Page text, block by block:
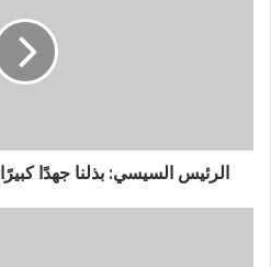
الرئيس السيسي: بذلنا جهدًا